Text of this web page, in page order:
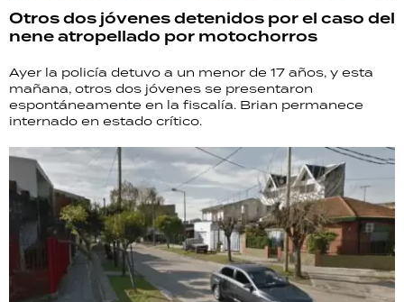
Otros dos jóvenes detenidos por el caso del
nene atropellado por motochorros
Ayer la policía detuvo a un menor de 17 años, y esta
mañana, otros dos jóvenes se presentaron
espontáneamente en la fiscalía. Brian permanece
internado en estado crítico.